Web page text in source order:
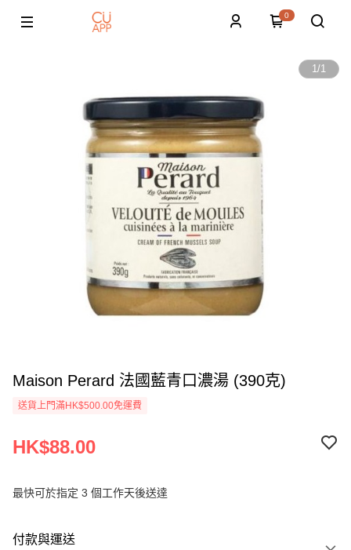
0
1/1
Maison Perard 法國藍青口濃湯 (390克)
送貨上門滿HK$500.00免運費
HK$88.00
最快可於指定 3 個工作天後送達
付款與運送